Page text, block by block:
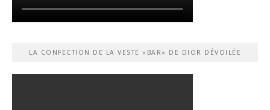
LA CONFECTION DE LA VESTE «BAR» DE DIOR DÉVOILÉE